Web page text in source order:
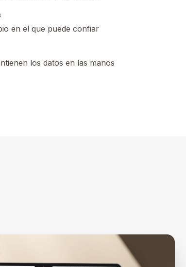
en el que puede confiar
los datos en las manos